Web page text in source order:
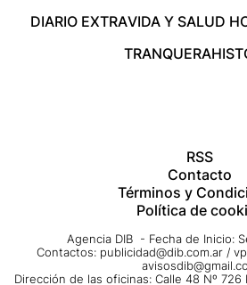
DIARIO EXTRAVIDA Y SALUD
TRANQUERA
RSS
Contacto
Términos y
Política de
Agencia DIB - Fecha de Inicio:
Contactos: publicidad@dib.com.ar /
Dirección de las oficinas: Calle 48 Nº 726